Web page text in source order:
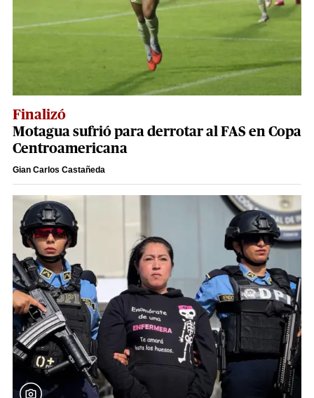
Finalizó
Motagua sufrió para derrotar al FAS en Copa
Centroamericana
Gian Carlos Castañeda